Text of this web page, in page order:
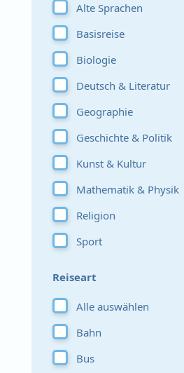
Alte Sprachen
Basisreise
Biologie
Deutsch & Literatur
Geographie
Geschichte & Politik
Kunst & Kultur
Mathematik & Physik
Religion
Sport
Reiseart
Alle auswählen
Bahn
Bus